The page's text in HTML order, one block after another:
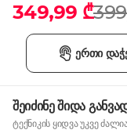
349,99 ₾
ერთი
შეიძინე შიდა
ტექნიკის ყიდვა უკვე